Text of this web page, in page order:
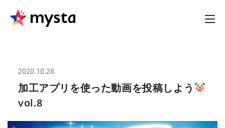
2020.10.28
加工アプリを使った動画を投稿しよう
vol.8